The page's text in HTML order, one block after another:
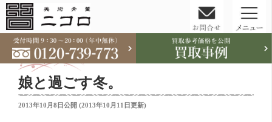
娘と過ごす冬。
投
2013年10月8日公開 (2013年10月11日更新)